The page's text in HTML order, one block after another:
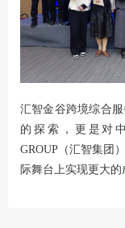
汇智金谷跨境综合
的探索，更是对
GROUP（汇智集团
际舞台上实现更大的